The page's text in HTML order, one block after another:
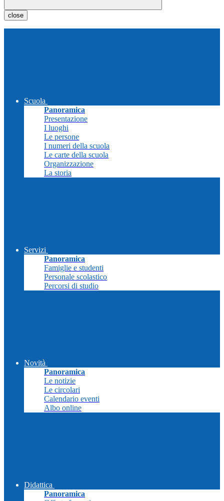
close
Scuola
Panoramica
Presentazione
I luoghi
Le persone
I numeri della scuola
Le carte della scuola
Organizzazione
La storia
Servizi
Panoramica
Famiglie e studenti
Personale scolastico
Percorsi di studio
Novità
Panoramica
Le notizie
Le circolari
Calendario eventi
Albo online
Didattica
Panoramica